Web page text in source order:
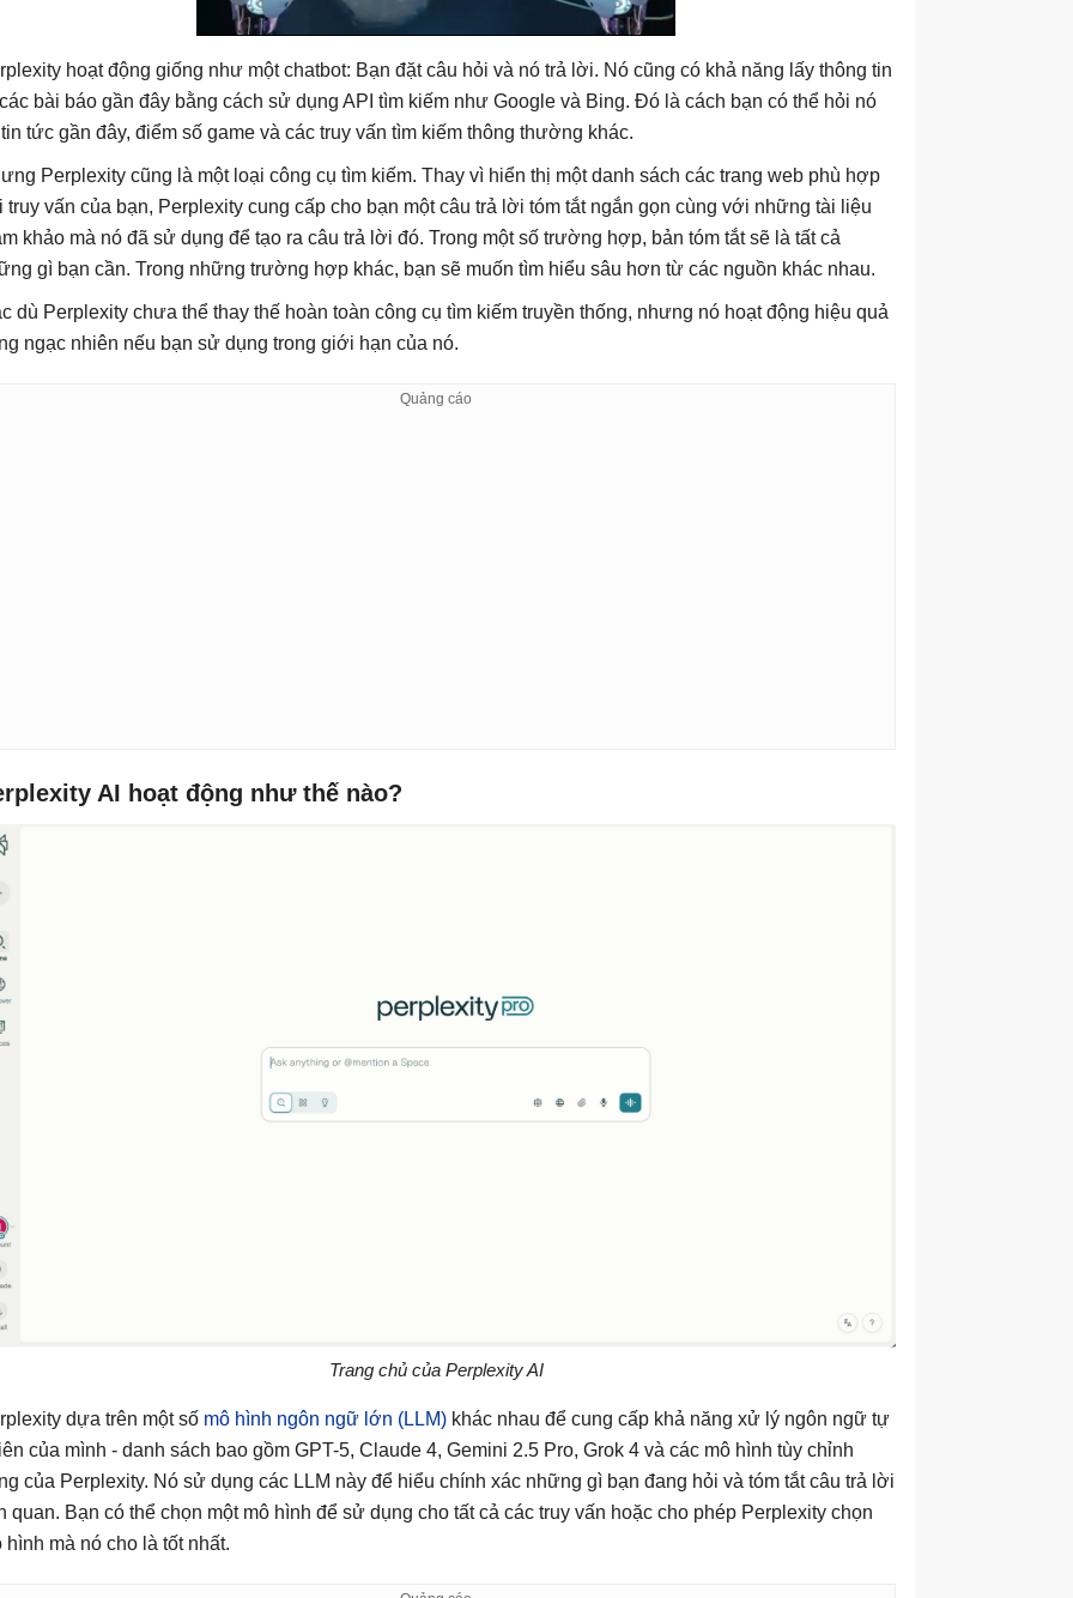
hoạt động giống như một chatbot: Bạn đặt câu hỏi và nó trả lời. Nó cũng có khả năng lấy thông tin
bài báo gần đây bằng cách sử dụng API tìm kiếm như Google và Bing. Đó là cách bạn có thể hỏi nó
tức gần đây, điểm số game và các truy vấn tìm kiếm thông thường khác.
Perplexity cũng là một loại công cụ tìm kiếm. Thay vì hiển thị một danh sách các trang web phù hợp
truy vấn của bạn, Perplexity cung cấp cho bạn một câu trả lời tóm tắt ngắn gọn cùng với những tài liệu
khảo mà nó đã sử dụng để tạo ra câu trả lời đó. Trong một số trường hợp, bản tóm tắt sẽ là tất cả
gì bạn cần. Trong những trường hợp khác, bạn sẽ muốn tìm hiểu sâu hơn từ các nguồn khác nhau.
dù Perplexity chưa thể thay thế hoàn toàn công cụ tìm kiếm truyền thống, nhưng nó hoạt động hiệu quả
ngạc nhiên nếu bạn sử dụng trong giới hạn của nó.
AI hoạt động như thế nào?
Trang chủ của Perplexity AI
dựa trên một số mô hình ngôn ngữ lớn (LLM) khác nhau để cung cấp khả năng xử lý ngôn ngữ tự
của mình - danh sách bao gồm GPT-5, Claude 4, Gemini 2.5 Pro, Grok 4 và các mô hình tùy chỉnh
của Perplexity. Nó sử dụng các LLM này để hiểu chính xác những gì bạn đang hỏi và tóm tắt câu trả lời
quan. Bạn có thể chọn một mô hình để sử dụng cho tất cả các truy vấn hoặc cho phép Perplexity chọn
hình mà nó cho là tốt nhất.